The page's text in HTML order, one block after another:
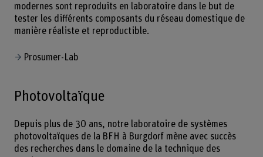
modernes sont reproduits en laboratoire dans le but de
tester les différents composants du réseau domestique de
manière réaliste et reproductible.
Prosumer-Lab
Photovoltaïque
Depuis plus de 30 ans, notre laboratoire de systèmes
photovoltaïques de la BFH à Burgdorf mène avec succès
des recherches dans le domaine de la technique des